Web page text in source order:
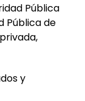
Pública
Pública de
y